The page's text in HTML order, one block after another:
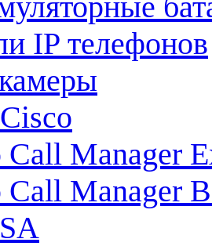
IP телефонов
Call Manager
Call Manager